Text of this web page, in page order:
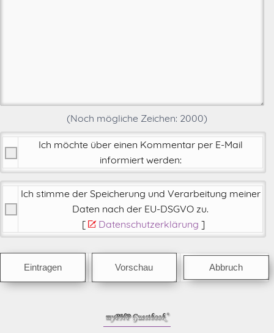
(Noch mögliche Zeichen: 2000)
Ich möchte über einen Kommentar per E-Mail
informiert werden:
Ich stimme der Speicherung und Verarbeitung meiner
Daten nach der EU-DSGVO zu.
[
Datenschutzerklärung ]
Abbruch